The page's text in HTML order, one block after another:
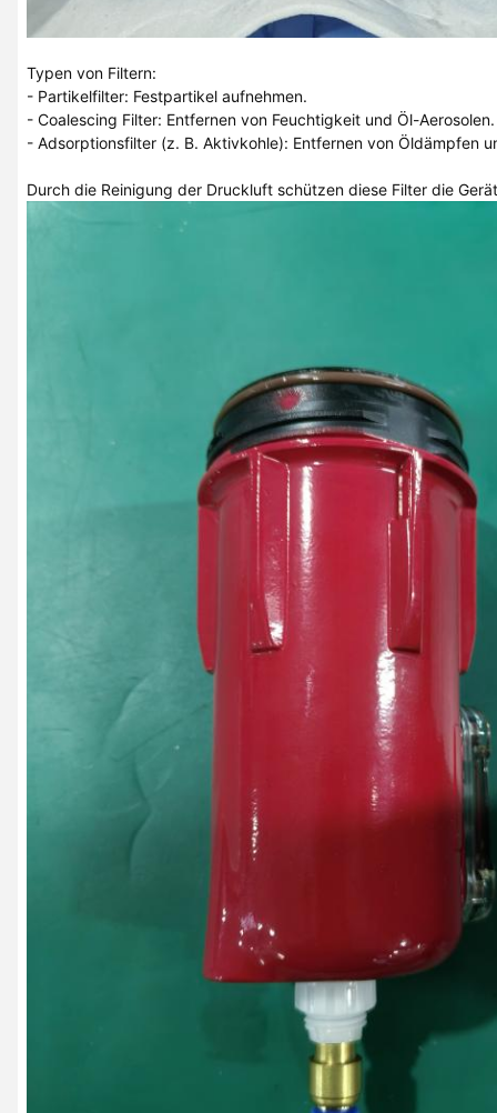
Typen von Filtern:
- Partikelfilter: Festpartikel aufnehmen.
- Coalescing Filter: Entfernen von Feuchtigkeit und Öl-Aerosolen.
- Adsorptionsfilter (z. B. Aktivkohle): Entfernen von Öldämpfen
Durch die Reinigung der Druckluft schützen diese Filter die